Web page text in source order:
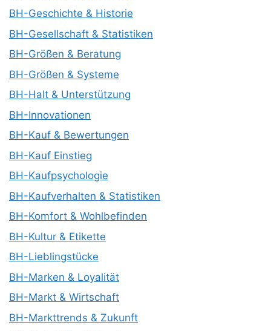
BH-Geschichte & Historie
BH-Gesellschaft & Statistiken
BH-Größen & Beratung
BH-Größen & Systeme
BH-Halt & Unterstützung
BH-Innovationen
BH-Kauf & Bewertungen
BH-Kauf Einstieg
BH-Kaufpsychologie
BH-Kaufverhalten & Statistiken
BH-Komfort & Wohlbefinden
BH-Kultur & Etikette
BH-Lieblingstücke
BH-Marken & Loyalität
BH-Markt & Wirtschaft
BH-Markttrends & Zukunft